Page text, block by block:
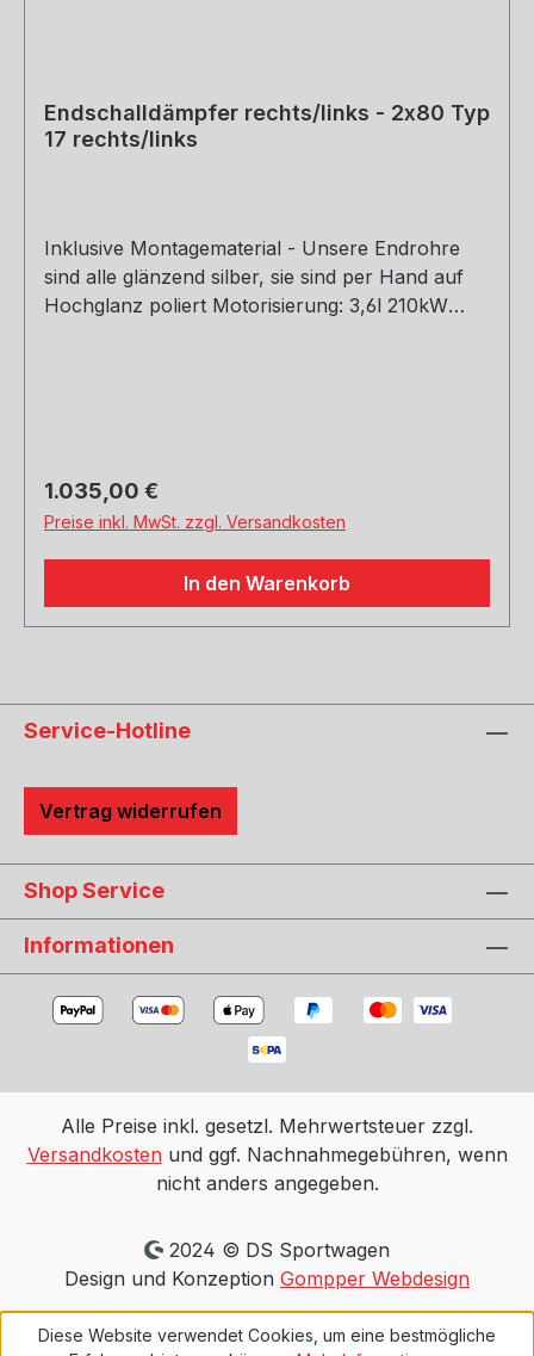
Endschalldämpfer rechts/links - 2x80 Typ
17 rechts/links
Inklusive Montagematerial - Unsere Endrohre
sind alle glänzend silber, sie sind per Hand auf
Hochglanz poliert Motorisierung: 3,6l 210kW
Regulärer Preis:
1.035,00 €
Preise inkl. MwSt. zzgl. Versandkosten
In den Warenkorb
Service-Hotline
Vertrag widerrufen
Shop Service
Informationen
Alle Preise inkl. gesetzl. Mehrwertsteuer zzgl.
Versandkostenund ggf. Nachnahmegebühren, wenn
nicht anders angegeben.
2024 © DS Sportwagen
Design und Konzeption Gompper Webdesign
Diese Website verwendet Cookies, um eine bestmögliche